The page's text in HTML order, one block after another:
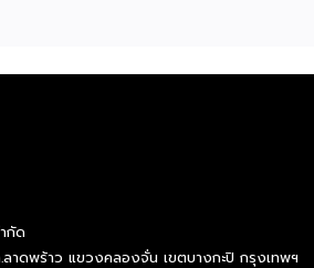
บาท ก็สามารถเปิดขายได้ทันที
ของ SOOD’s คือความอร่อยแบบต้น
ร้านดังจากบรรทัดทอง แต่นำมาปรับให้
ว่าจะสั่งจากสาขาไหน เมนูของแบรนด์
ต็มด้านรสชาติ ได้แก่ หมี่ไก่ฉีก ไซส์ S
กัด
าดพร้าว แขวงคลองจั่น เขตบางกะปิ กรุงเทพฯ